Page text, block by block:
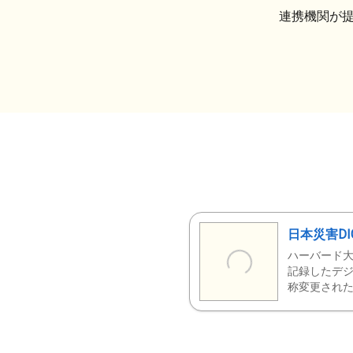
連携機関が
日本災害
ハーバード
記録したデ
称変更された